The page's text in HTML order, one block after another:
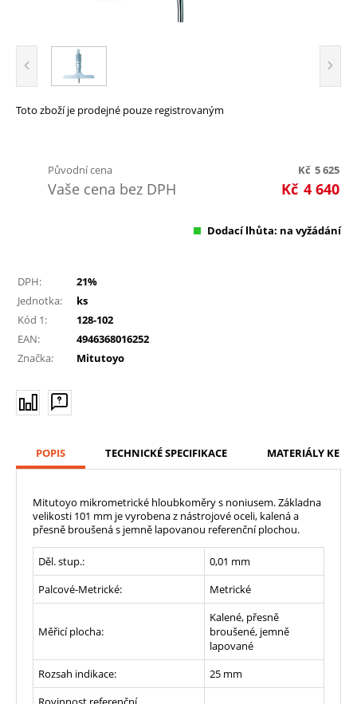
Toto zboží je prodejné pouze registrovaným
Původní cena 5 625
Kč
Vaše cena bez DPH 4 640
Kč
Dodací lhůta: na vyžádání
DPH:
21%
Jednotka:
ks
Kód 1:
128-102
EAN:
4946368016252
Značka:
Mitutoyo
POPIS TECHNICKÉ SPECIFIKACE MATERIÁLY KE
Mitutoyo mikrometrické hloubkoměry s noniusem. Základna
velikosti 101 mm je vyrobena z nástrojové oceli, kalená a
přesně broušená s jemně lapovanou referenční plochou.
Děl. stup.:
0,01 mm
Palcové-Metrické:
Metrické
Měřicí plocha:
Kalené, přesně
broušené, jemně
lapované
Rozsah indikace:
25 mm